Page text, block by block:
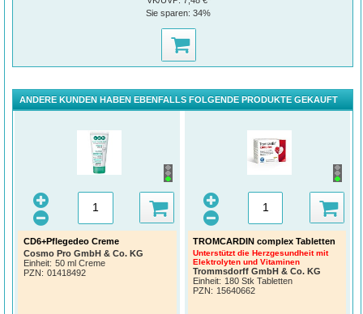
Sie sparen:34%
ANDERE KUNDEN HABEN EBENFALLS FOLGENDE PRODUKTE GEKAUFT
CD6+Pflegedeo Creme
Cosmo Pro GmbH & Co. KG
Einheit: 50 ml Creme
PZN: 01418492
TROMCARDIN complex Tabletten
Unterstützt die Herzgesundheit mit
Elektrolyten und Vitaminen
Trommsdorff GmbH & Co. KG
Einheit: 180 Stk Tabletten
PZN: 15640662